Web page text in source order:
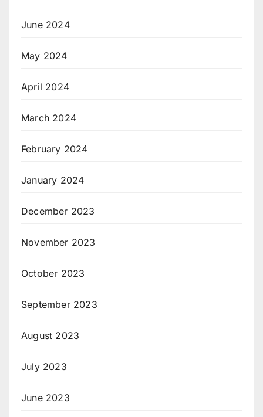
June 2024
May 2024
April 2024
March 2024
February 2024
January 2024
December 2023
November 2023
October 2023
September 2023
August 2023
July 2023
June 2023